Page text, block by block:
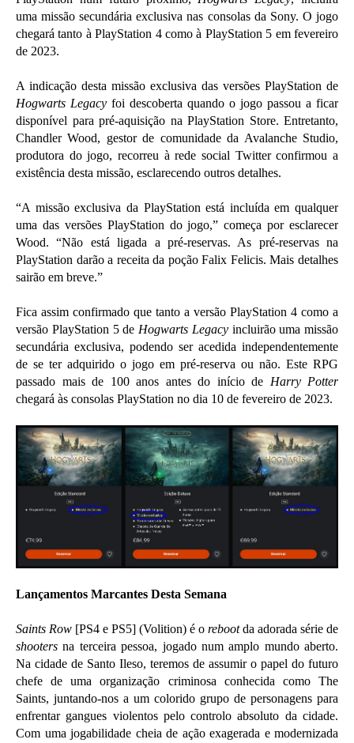
uma missão secundária exclusiva nas consolas da Sony. O jogo
chegará tanto à PlayStation 4 como à PlayStation 5 em fevereiro
de 2023.
A indicação desta missão exclusiva das versões PlayStation de
Hogwarts Legacy foi descoberta quando o jogo passou a ficar
disponível para pré-aquisição na PlayStation Store. Entretanto,
Chandler Wood, gestor de comunidade da Avalanche Studio,
produtora do jogo, recorreu à rede social Twitter confirmou a
existência desta missão, esclarecendo outros detalhes.
“A missão exclusiva da PlayStation está incluída em qualquer
uma das versões PlayStation do jogo,” começa por esclarecer
Wood. “Não está ligada a pré-reservas. As pré-reservas na
PlayStation darão a receita da poção Falix Felicis. Mais detalhes
sairão em breve.”
Fica assim confirmado que tanto a versão PlayStation 4 como a
versão PlayStation 5 de Hogwarts Legacyincluirão uma missão
secundária exclusiva, podendo ser acedida independentemente
de se ter adquirido o jogo em pré-reserva ou não. Este RPG
passado mais de 100 anos antes do início de Harry Potter
chegará às consolas PlayStation no dia 10 de fevereiro de 2023.
Lançamentos Marcantes Desta Semana
Saints Row [PS4 e PS5] (Volition) é o rebootda adorada série de
shooters na terceira pessoa, jogado num amplo mundo aberto.
Na cidade de Santo Ileso, teremos de assumir o papel do futuro
chefe de uma organização criminosa conhecida como The
Saints, juntando-nos a um colorido grupo de personagens para
enfrentar gangues violentos pelo controlo absoluto da cidade.
Com uma jogabilidade cheia de ação exagerada e modernizada